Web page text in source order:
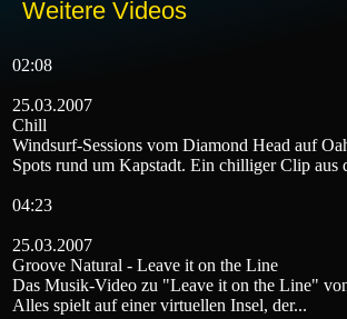
Weitere Videos
02:08
25.03.2007
Chill
Windsurf-Sessions vom Diamond Head auf
Spots rund um Kapstadt. Ein chilliger Clip aus
04:23
25.03.2007
Groove Natural - Leave it on the Line
Das Musik-Video zu "Leave it on the Line"
Alles spielt auf einer virtuellen Insel, der...